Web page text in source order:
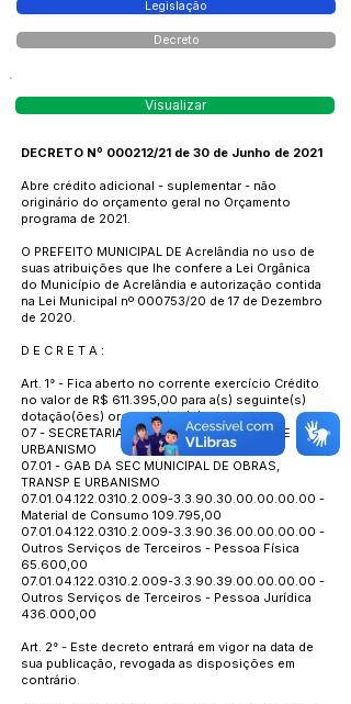
Legislação
Decreto
Visualizar
DECRETO Nº 000212/21 de 30 de Junho de 2021
Abre crédito adicional - suplementar - não
originário do orçamento geral no Orçamento
programa de 2021.
O PREFEITO MUNICIPAL DE Acrelândia no uso de
suas atribuições que lhe confere a Lei Orgânica
do Município de Acrelândia e autorização contida
na Lei Municipal nº 000753/20 de 17 de Dezembro
de 2020.
D E C R E T A :
Art. 1° - Fica aberto no corrente exercício Crédito
no valor de R$ 611.395,00 para a(s) seguinte(s)
dotação(ões) orçamentária(s):
07 - SECRETARIA DE OBRAS, TRANSPORTE E
URBANISMO
07.01 - GAB DA SEC MUNICIPAL DE OBRAS,
TRANSP E URBANISMO
07.01.04.122.0310.2.009-3.3.90.30.00.00.00.00 -
Material de Consumo 109.795,00
07.01.04.122.0310.2.009-3.3.90.36.00.00.00.00 -
Outros Serviços de Terceiros - Pessoa Física
65.600,00
07.01.04.122.0310.2.009-3.3.90.39.00.00.00.00 -
Outros Serviços de Terceiros - Pessoa Jurídica
436.000,00
Art. 2° - Este decreto entrará em vigor na data de
sua publicação, revogada as disposições em
contrário.